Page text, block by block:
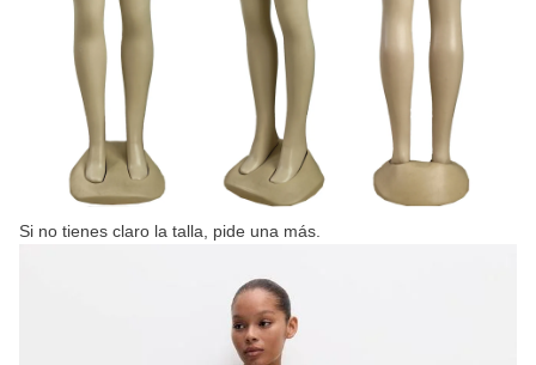
Si no tienes claro la talla, pide una más.